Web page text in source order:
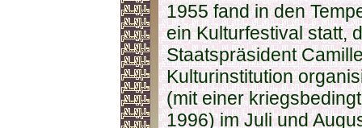
1955 fand in den
ein Kulturfestival statt,
Staatspräsident
Kulturinstitution
(mit einer
1996) im Juli und